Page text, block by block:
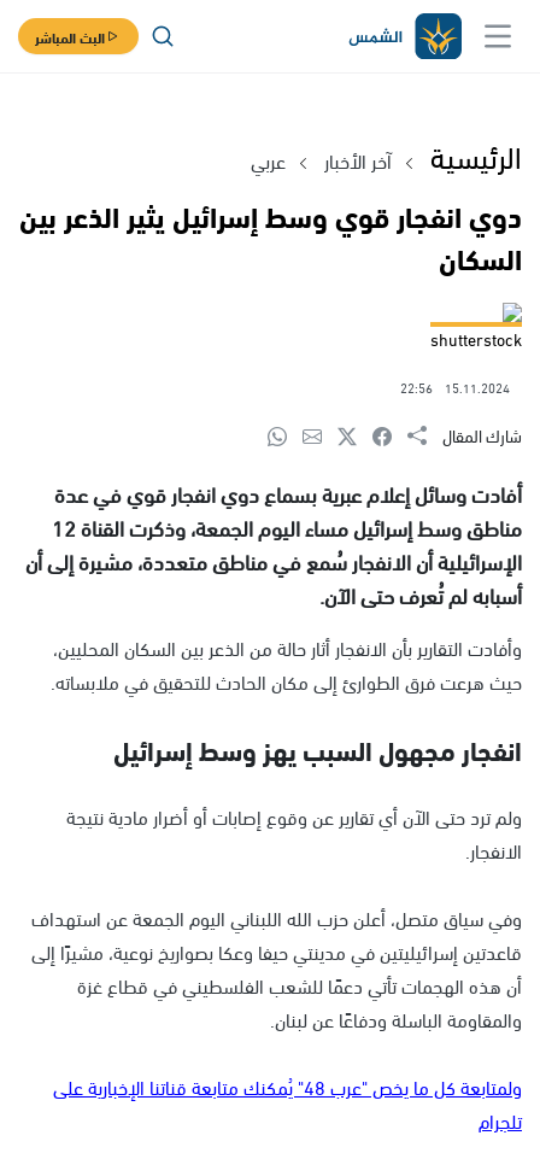
البث المباشر
الرئيسية آخر الأخبار عربي
دوي انفجار قوي وسط إسرائيل يثير الذعر بين
السكان
shutterstock
15.11.2024
22:56
شارك المقال
أفادت وسائل إعلام عبرية بسماع دوي انفجار قوي في عدة
مناطق وسط إسرائيل مساء اليوم الجمعة، وذكرت القناة 12
الإسرائيلية أن الانفجار سُمع في مناطق متعددة، مشيرة إلى أن
أسبابه لم تُعرف حتى الآن.
وأفادت التقارير بأن الانفجار أثار حالة من الذعر بين السكان المحليين،
حيث هرعت فرق الطوارئ إلى مكان الحادث للتحقيق في ملابساته.
انفجار مجهول السبب يهز وسط إسرائيل
ولم ترد حتى الآن أي تقارير عن وقوع إصابات أو أضرار مادية نتيجة
الانفجار.
وفي سياق متصل، أعلن حزب الله اللبناني اليوم الجمعة عن استهداف
قاعدتين إسرائيليتين في مدينتي حيفا وعكا بصواريخ نوعية، مشيرًا إلى
أن هذه الهجمات تأتي دعمًا للشعب الفلسطيني في قطاع غزة
والمقاومة الباسلة ودفاعًا عن لبنان.
ولمتابعة كل ما يخص "عرب 48" يُمكنك متابعة قناتنا الإخبارية على
تلجرام